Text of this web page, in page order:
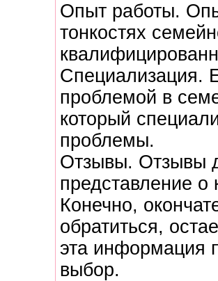
Опыт работы.
тонкостях
Специализация.
проблемой в
который
проблемы.
Отзывы. Отзывы
представление о
Конечно,
обратиться,
эта информация
выбор.